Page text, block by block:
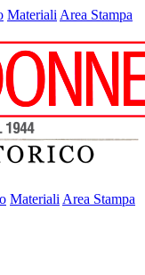
Materiali Area Stampa
Materiali Area Stampa